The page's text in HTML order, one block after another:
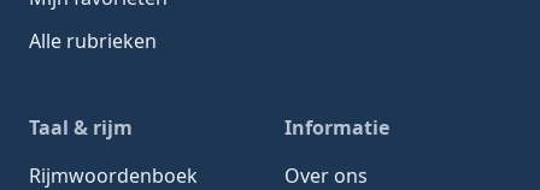
Alle rubrieken
Taal & rijm
Rijmwoordenboek
Informatie
Over ons